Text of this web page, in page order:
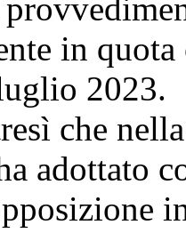
in
2023.
che nella
adottato